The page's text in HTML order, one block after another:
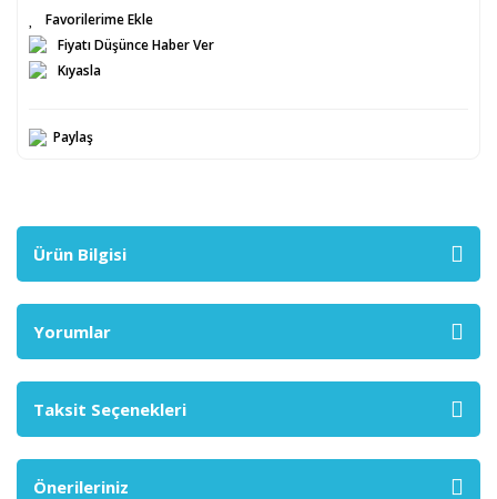
Fiyatı Düşünce Haber Ver
Kıyasla
Paylaş
Ürün Bilgisi
Yorumlar
Taksit Seçenekleri
Önerileriniz